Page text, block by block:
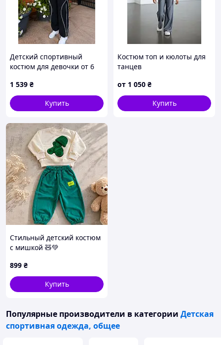
Детский спортивный
костюм для девочки от 6
1 539 ₴
Купить
Костюм топ и кюлоты для
танцев
от 1 050 ₴
Купить
Стильный детский костюм
с мишкой 🧸💚
малышей
899 ₴
Купить
Популярные производители в категории Детская
спортивная одежда, общее